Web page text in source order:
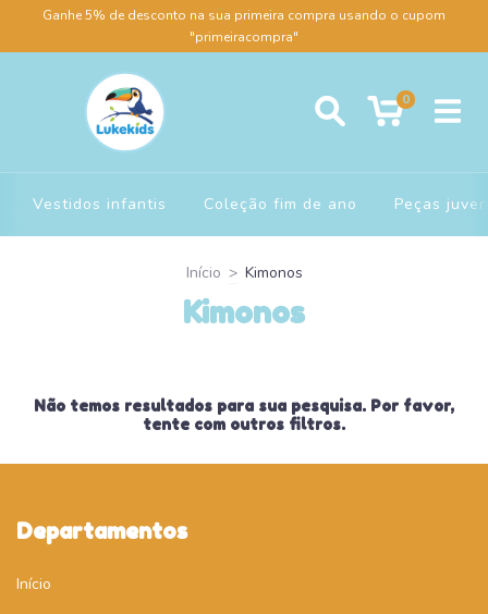
Ganhe 5% de desconto na sua primeira compra usando o cupom
"primeiracompra"
0
Vestidos infantis Coleção fim de ano Peças
Início > Kimonos
Kimonos
Não temos resultados para sua pesquisa. Por favor,
tente com outros filtros.
Departamentos
Início